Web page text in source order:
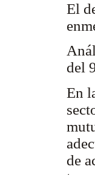
El
del
En
de